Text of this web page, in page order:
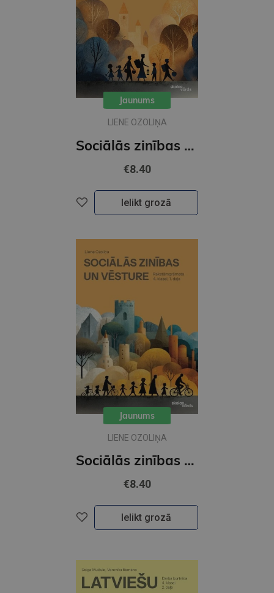
Jaunums
LIENE OZOLIŅA
Sociālās zinības un vēsture 4. klasei 2 daļa Rakstāmgrāmata
€8.40
Ielikt grozā
Jaunums
LIENE OZOLIŅA
Sociālās zinības un vēsture 4.klasei 1 daļa Lasāmgrāmata
€8.40
Ielikt grozā